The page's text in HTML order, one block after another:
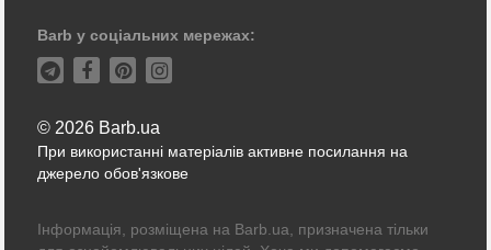
Barb у соціальних мережах:
© 2026 Barb.ua
При використанні матеріалів активне посилання на
джерело обов'язкове
Інформація, розміщена на Barb.ua, призначена тільки